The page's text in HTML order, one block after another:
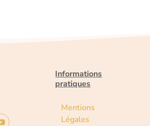
Informations
pratiques
Mentions
Légales